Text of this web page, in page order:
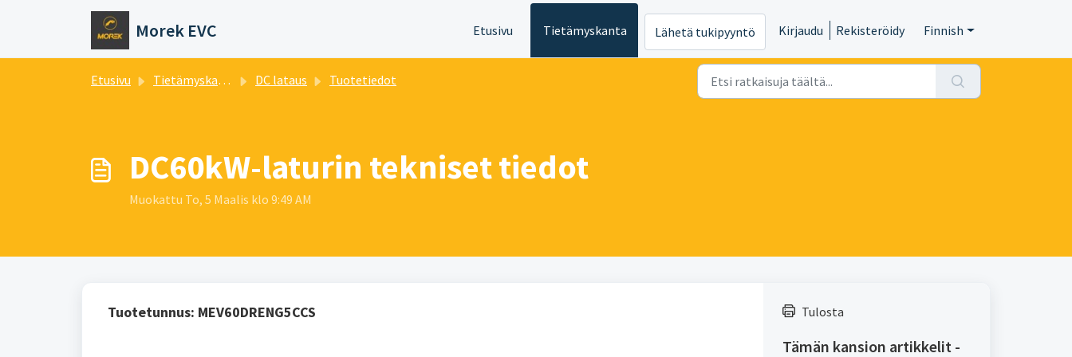
Siirry pääsisältöön
Morek EVC Etusivu Tietämyskanta Lähetä tukipyyntö Kirjaudu Rekisteröidy Finnish
Etusivu Tietämyskanta DC lataus Tuotetiedot
DC60kW-laturin tekniset tiedot
Muokattu To, 5 Maalis klo 9:49 AM
Tuotetunnus: MEV60DRENG5CCS Tulosta
Tämän kansion artikkelit -